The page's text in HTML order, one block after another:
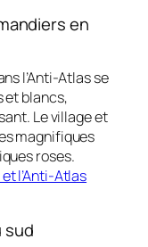
en
l’Anti-Atlas se
et blancs,
Le village et
magnifiques
roses.
l’Anti-Atlas
sud